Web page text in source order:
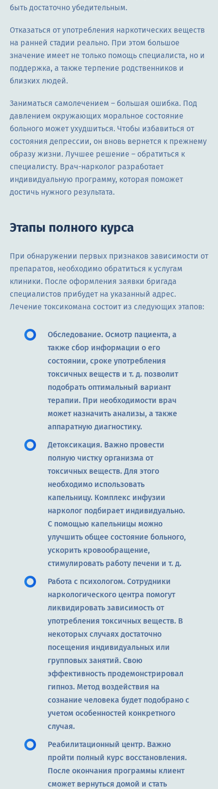
быть достаточно убедительным.
Отказаться от употребления наркотических веществ
на ранней стадии реально. При этом большое
значение имеет не только помощь специалиста, но и
поддержка, а также терпение родственников и
близких людей.
Заниматься самолечением – большая ошибка. Под
давлением окружающих моральное состояние
больного может ухудшиться. Чтобы избавиться от
состояния депрессии, он вновь вернется к прежнему
образу жизни. Лучшее решение – обратиться к
специалисту. Врач-нарколог разработает
индивидуальную программу, которая поможет
достичь нужного результата.
Этапы полного курса
При обнаружении первых признаков зависимости от
препаратов, необходимо обратиться к услугам
клиники. После оформления заявки бригада
специалистов прибудет на указанный адрес.
Лечение токсикомана состоит из следующих этапов:
Обследование. Осмотр пациента, а
также сбор информации о его
состоянии, сроке употребления
токсичных веществ и т. д. позволит
подобрать оптимальный вариант
терапии. При необходимости врач
может назначить анализы, а также
аппаратную диагностику.
Детоксикация. Важно провести
полную чистку организма от
токсичных веществ. Для этого
необходимо использовать
капельницу. Комплекс инфузии
нарколог подбирает индивидуально.
С помощью капельницы можно
улучшить общее состояние больного,
ускорить кровообращение,
стимулировать работу печени и т. д.
Работа с психологом. Сотрудники
наркологического центра помогут
ликвидировать зависимость от
употребления токсичных веществ. В
некоторых случаях достаточно
посещения индивидуальных или
групповых занятий. Свою
эффективность продемонстрировал
гипноз. Метод воздействия на
сознание человека будет подобрано с
учетом особенностей конкретного
случая.
Реабилитационный центр. Важно
пройти полный курс восстановления.
После окончания программы клиент
сможет вернуться домой и стать